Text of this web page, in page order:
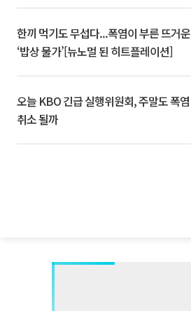
한끼 먹기도 무섭다...폭염이 부른 뜨거운
‘밥상 물가’[뉴노멀 된 히트플레이션]
오늘 KBO 긴급 실행위원회, 주말도 폭염
취소 될까